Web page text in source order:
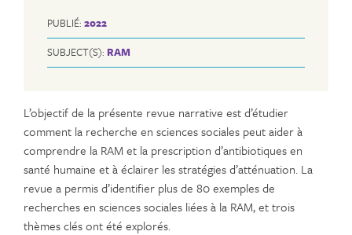
PUBLIÉ: 2022
SUBJECT(S): RAM
L’objectif de la présente revue narrative est d’étudier
comment la recherche en sciences sociales peut aider à
comprendre la RAM et la prescription d’antibiotiques en
santé humaine et à éclairer les stratégies d’atténuation. La
revue a permis d’identifier plus de 80 exemples de
recherches en sciences sociales liées à la RAM, et trois
thèmes clés ont été explorés.